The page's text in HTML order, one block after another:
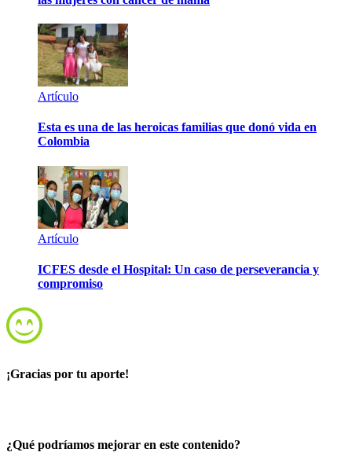
Artículo
Esta es una de las heroicas familias que donó vida en
Colombia
Artículo
ICFES desde el Hospital: Un caso de perseverancia y
compromiso
¡Gracias por tu aporte!
¿Qué podríamos mejorar en este contenido?